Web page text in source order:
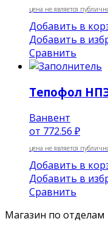
цена не является
Добавить в
Добавить в
Сравнить
Тепофол
Ванвент
от 772.56 ₽
цена не является
Добавить в
Добавить в
Сравнить
Магазин по отделам